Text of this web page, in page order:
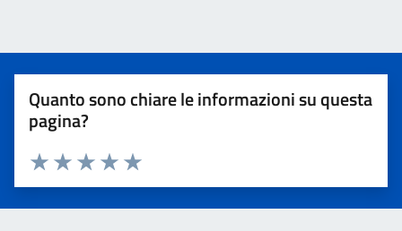
Quanto sono chiare le informazioni su questa
pagina?
Valuta 5 stelle su 5
Valuta 4 stelle su 5
Valuta 3 stelle su 5
Valuta 2 stelle su 5
Valuta 1 stelle su 5